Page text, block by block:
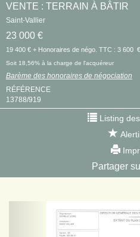
VENTE : TERRAIN À BÂTIR
Saint-Vallier
23 000 €
19 400 € + Honoraires de négo. TTC : 3 600 €
Soit 18,56% à la charge de l'acquéreur
Barème des honoraires de négociation
RÉFÉRENCE
13788/919
Listing
Partager
Previous